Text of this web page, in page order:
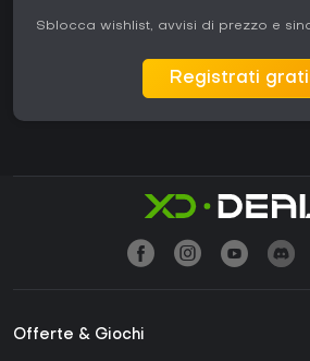
Sblocca wishlist, avvisi di prezzo e
Registrati
Offerte & Giochi